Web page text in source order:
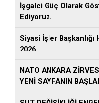
İşgalci Güç Olarak
Ediyoruz.
Siyasi İşler Başkanlığı
2026
NATO ANKARA
YENİ SAYFANIN